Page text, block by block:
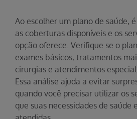
Ao escolher um plano de saúde,
as coberturas disponíveis e os
opção oferece. Verifique se o
exames básicos, tratamentos
cirurgias e atendimentos
Essa análise ajuda a evitar
quando você precisar utilizar os
que suas necessidades de saúde